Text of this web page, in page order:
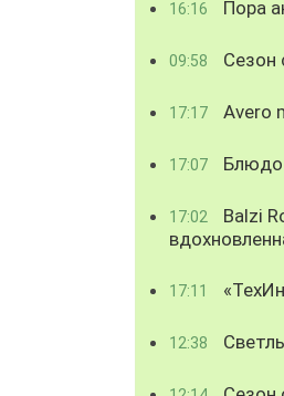
16:16 Пора
09:58 Сезон
17:17 Avero
17:07 Блюдо
17:02
Balzi
17:11
12:38